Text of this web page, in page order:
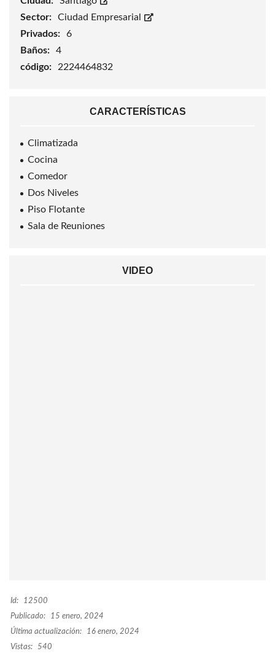
Sector:
Ciudad Empresarial
Privados:
6
Baños:
4
código:
2224464832
CARACTERÍSTICAS
Climatizada
Cocina
Comedor
Dos Niveles
Piso Flotante
Sala de Reuniones
VIDEO
Id:
12500
Publicado:
15 enero, 2024
Última actualización:
16 enero, 2024
Vistas:
540